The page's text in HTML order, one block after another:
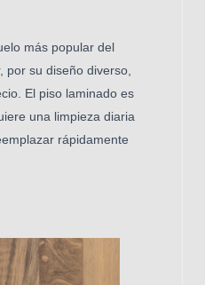
más popular del
por su diseño diverso,
El piso laminado es
una limpieza diaria
rápidamente